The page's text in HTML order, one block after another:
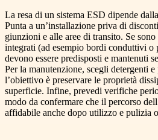
La resa di un sistema ESD dipende
Punta a un’installazione priva di
giunzioni e alle aree di transito. Se
integrati (ad esempio bordi conduttivi o
devono essere predisposti e mantenuti
Per la manutenzione, scegli detergenti
l’obiettivo è preservare le proprietà
superficie. Infine, prevedi verifiche
modo da confermare che il percorso
affidabile anche dopo utilizzo e pulizia